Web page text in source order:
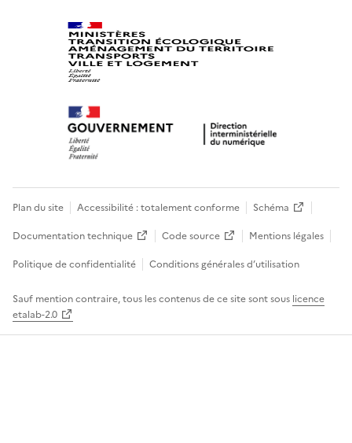
Plan du site Accessibilité : totalement conforme
Schéma
Documentation technique
Code source
Mentions légales
Politique de confidentialité
Conditions générales d’utilisation
Sauf mention contraire, tous les contenus de ce site sont sous licence
etalab-2.0